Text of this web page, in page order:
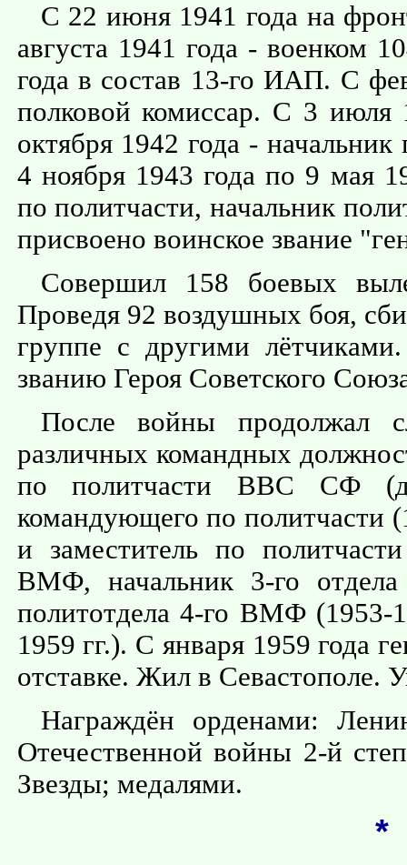
С 22 июня 1941 года на
августа 1941 года - военком
года в состав 13-го ИАП. С
полковой комиссар. С 3
октября 1942 года -
4 ноября 1943 года по 9 мая
по политчасти, начальник
присвоено воинское звание
Совершил 158 боевых
Проведя 92 воздушных боя,
группе с другими
званию Героя Советского
После войны продолжал
различных командных
по политчасти ВВС СФ
командующего по политчасти
и заместитель по
ВМФ, начальник 3-го
политотдела 4-го ВМФ (1953-
1959 гг.). С января 1959 года
отставке. Жил в Севастополе.
Награждён орденами:
Отечественной войны 2-й
Звезды; медалями.